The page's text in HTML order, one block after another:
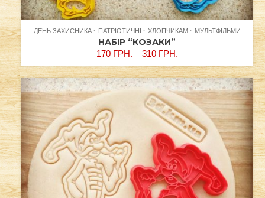
ДЕНЬ ЗАХИСНИКА ПАТРІОТИЧНІ ХЛОПЧИКАМ МУЛЬТФІЛЬМИ
НАБІР “КОЗАКИ”
170 ГРН. –310 ГРН.